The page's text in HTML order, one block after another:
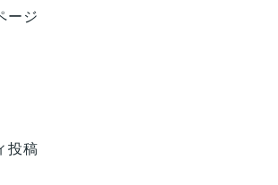
ージ
投稿